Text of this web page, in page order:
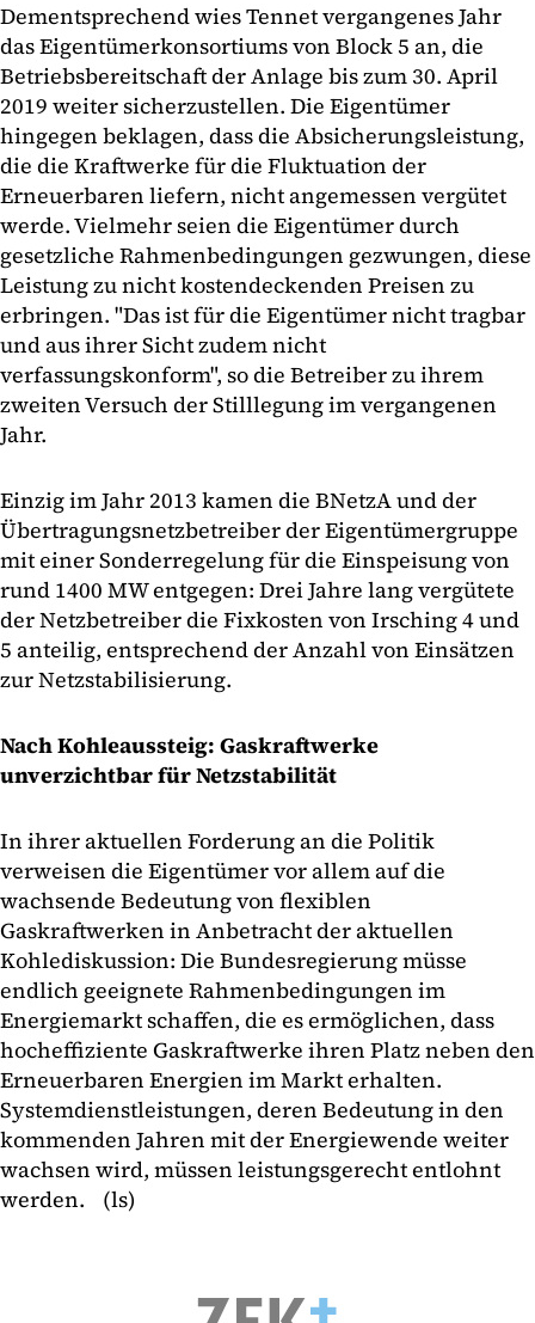
Dementsprechend wies Tennet vergangenes Jahr
das Eigentümerkonsortiums von Block 5 an, die
Betriebsbereitschaft der Anlage bis zum 30. April
2019 weiter sicherzustellen. Die Eigentümer
hingegen beklagen, dass die Absicherungsleistung,
die die Kraftwerke für die Fluktuation der
Erneuerbaren liefern, nicht angemessen vergütet
werde. Vielmehr seien die Eigentümer durch
gesetzliche Rahmenbedingungen gezwungen, diese
Leistung zu nicht kostendeckenden Preisen zu
erbringen. "Das ist für die Eigentümer nicht tragbar
und aus ihrer Sicht zudem nicht
verfassungskonform", so die Betreiber zu ihrem
zweiten Versuch der Stilllegung im vergangenen
Jahr.
Einzig im Jahr 2013 kamen die BNetzA und der
Übertragungsnetzbetreiber der Eigentümergruppe
mit einer Sonderregelung für die Einspeisung von
rund 1400 MW entgegen: Drei Jahre lang vergütete
der Netzbetreiber die Fixkosten von Irsching 4 und
5 anteilig, entsprechend der Anzahl von Einsätzen
zur Netzstabilisierung.
Nach Kohleaussteig: Gaskraftwerke
unverzichtbar für Netzstabilität
In ihrer aktuellen Forderung an die Politik
verweisen die Eigentümer vor allem auf die
wachsende Bedeutung von flexiblen
Gaskraftwerken in Anbetracht der aktuellen
Kohlediskussion: Die Bundesregierung müsse
endlich geeignete Rahmenbedingungen im
Energiemarkt schaffen, die es ermöglichen, dass
hocheffiziente Gaskraftwerke ihren Platz neben den
Erneuerbaren Energien im Markt erhalten.
Systemdienstleistungen, deren Bedeutung in den
kommenden Jahren mit der Energiewende weiter
wachsen wird, müssen leistungsgerecht entlohnt
werden. (ls)